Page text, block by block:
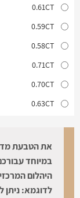
0.61CT
0.59CT
0.58CT
0.71CT
0.70CT
0.63CT
במיוחד
היהלום
לדוגמא: ניתן